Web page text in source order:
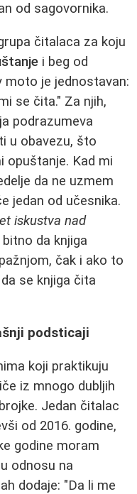
od sagovornika.
čitalaca za koju
i beg od
moto je jednostavan:
se čita." Za njih,
podrazumeva
u obavezu, što
opuštanje. Kad mi
da ne uzmem
jedan od učesnika.
iskustva nad
bitno da knjiga
čak i ako to
se knjiga čita
podsticaji
koji praktikuju
iz mnogo dubljih
Jedan čitalac
od 2016. godine,
godine moram
odnosu na
dodaje: "Da li me